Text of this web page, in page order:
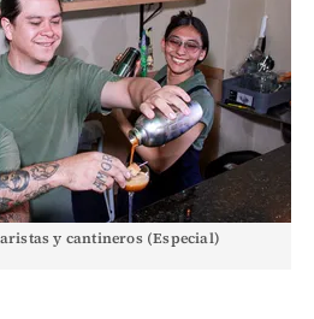
y cantineros (Especial)